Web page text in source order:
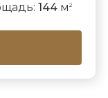
144м 2